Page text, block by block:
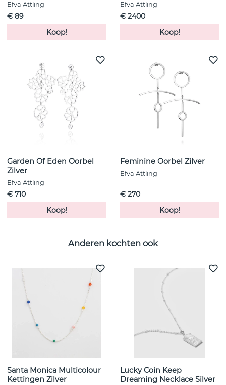
Efva Attling
€ 89
Koop!
Efva Attling
€ 2400
Koop!
Garden Of Eden Oorbel
Zilver
Efva Attling
€ 710
Koop!
Feminine Oorbel Zilver
Efva Attling
€ 270
Koop!
Anderen kochten ook
Santa Monica Multicolour
Kettingen Zilver
Lucky Coin Keep
Dreaming Necklace Silver